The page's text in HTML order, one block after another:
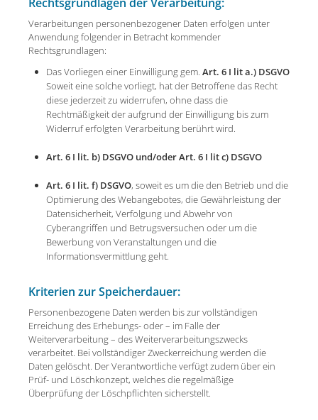
Verarbeitungen personenbezogener Daten erfolgen unter
Anwendung folgender in Betracht kommender
Rechtsgrundlagen:
Das Vorliegen einer Einwilligung gem. Art. 6 I lit a.) DSGVO
Soweit eine solche vorliegt, hat der Betroffene das Recht
diese jederzeit zu widerrufen, ohne dass die
Rechtmäßigkeit der aufgrund der Einwilligung bis zum
Widerruf erfolgten Verarbeitung berührt wird.
Art. 6 I lit. b) DSGVO und/oder Art. 6 I lit c) DSGVO
Art. 6 I lit. f) DSGVO, soweit es um die den Betrieb und die
Optimierung des Webangebotes, die Gewährleistung der
Datensicherheit, Verfolgung und Abwehr von
Cyberangriffen und Betrugsversuchen oder um die
Bewerbung von Veranstaltungen und die
Informationsvermittlung geht.
Kriterien zur Speicherdauer:
Personenbezogene Daten werden bis zur vollständigen
Erreichung des Erhebungs- oder – im Falle der
Weiterverarbeitung – des Weiterverarbeitungszwecks
verarbeitet. Bei vollständiger Zweckerreichung werden die
Daten gelöscht. Der Verantwortliche verfügt zudem über ein
Prüf- und Löschkonzept, welches die regelmäßige
Überprüfung der Löschpflichten sicherstellt.